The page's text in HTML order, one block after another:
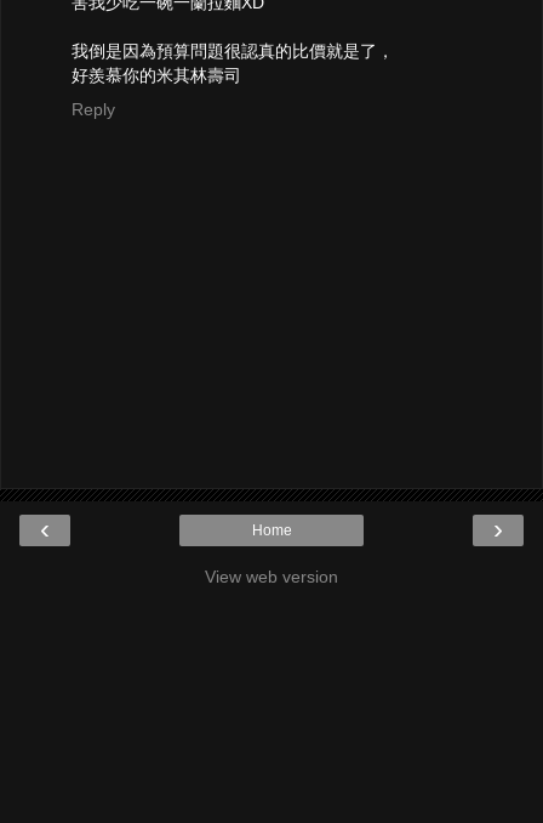
我倒是因為預算問題很認真的比價就是了，
好羨慕你的米其林壽司
Reply
‹ ›
Home
View web version